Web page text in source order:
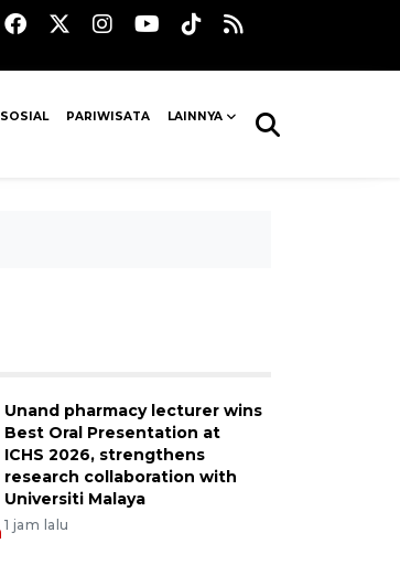
SOSIAL PARIWISATA LAINNYA
Unand pharmacy lecturer wins
Best Oral Presentation at
ICHS 2026, strengthens
research collaboration with
Universiti Malaya
1 jam lalu